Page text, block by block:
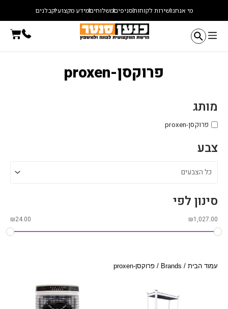
מי אנחנושירות לקוחותסניפיםמשלוחיםמידע מקצועיקבלנים
פרוקסן-proxen
מותג
פרוקסן-proxen
צבע
סינון לפי
₪24.00 ₪1,027.00
עמוד הבית /
Brands / פרוקסן-proxen
זה